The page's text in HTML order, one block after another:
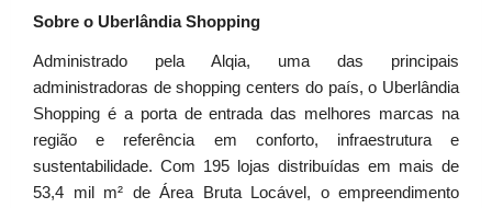
Sobre o Uberlândia Shopping
Administrado pela Alqia, uma das principais
administradoras de shopping centers do país, o Uberlândia
Shopping é a porta de entrada das melhores marcas na
região e referência em conforto, infraestrutura e
sustentabilidade. Com 195 lojas distribuídas em mais de
53,4 mil m² de Área Bruta Locável, o empreendimento